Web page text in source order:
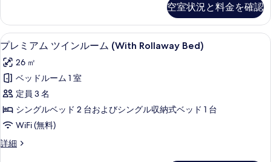
表
示
す
る
キ
ン
グ
ベ
ッ
ド
1
台
の
ス
ス
イ
ト
キ
グ
ベ
ッ
ド
1
空室状況と料金を確認
プ
レ
ミ
ア
ム
ツ
イ
ン
1 室のベッドルーム、高級寝具、羽
7
プレミアム ツインルーム (With Rollaway Bed)
26 ㎡
ベッドルーム 1 室
定員 3 名
シングルベッド 2 台およびシングル収納式ベッド 1 台
WiFi (無料)
詳細
プ